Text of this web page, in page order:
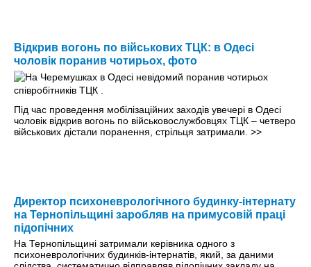
Відкрив вогонь по військових ТЦК: в Одесі
чоловік поранив чотирьох, фото
Під час проведення мобілізаційних заходів увечері в Одесі
чоловік відкрив вогонь по військовослужбовцях ТЦК – четверо
військових дістали поранення, стрільця затримали. >>
Директор психоневрологічного будинку-інтернату
на Тернопільщині заробляв на примусовій праці
підопічних
На Тернопільщині затримали керівника одного з
психоневрологічних будинків-інтернатів, який, за даними